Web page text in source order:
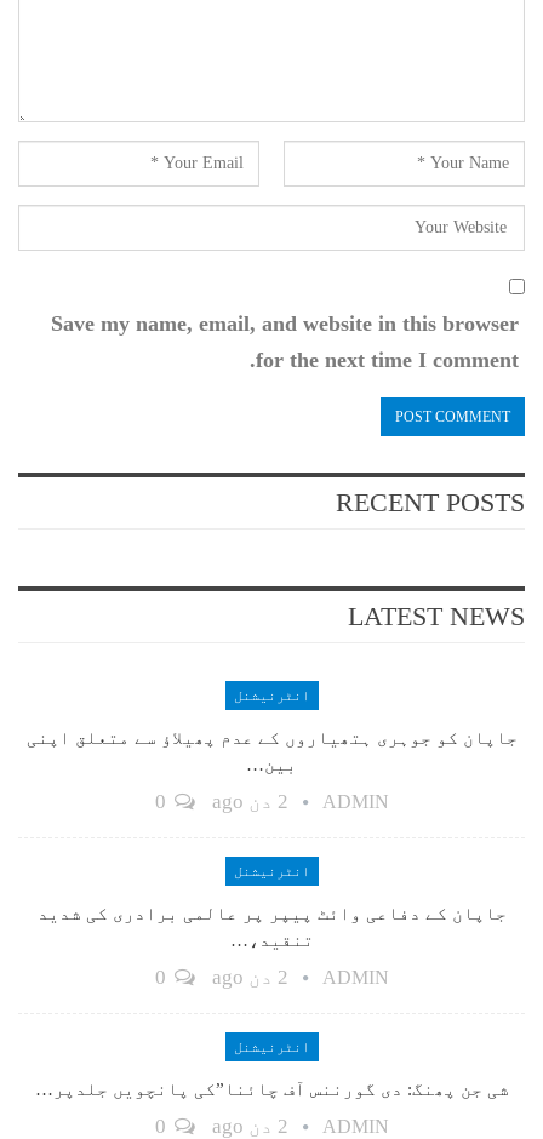
Save my name, email, and website in this browser
for the next time I comment.
RECENT POSTS
LATEST NEWS
انٹرنیشنل
جاپان کو جوہری ہتھیاروں کے عدم پھیلاؤ سے متعلق اپنی
بین…
ADMIN 2 دن ago
انٹرنیشنل
جاپان کے دفاعی وائٹ پیپر پر عالمی برادری کی شدید
تنقید،…
ADMIN 2 دن ago
انٹرنیشنل
شی جن پھنگ: دی گورننس آف چائنا”کی پانچویں جلدپر…
ADMIN 2 دن ago